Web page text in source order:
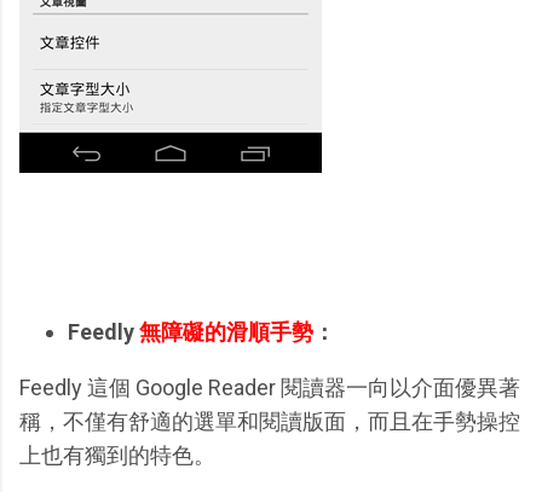
Feedly無障礙的滑順手勢 ：
Feedly 這個 Google Reader 閱讀器一向以介面優異著
稱，不僅有舒適的選單和閱讀版面，而且在手勢操控
上也有獨到的特色。